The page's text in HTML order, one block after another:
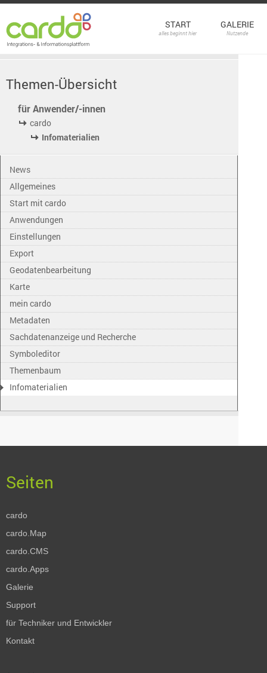
START
alles beginnt hier
GALERIE
Nutzende
Themen-Übersicht
für Anwender/-innen
cardo
Infomaterialien
News
Allgemeines
Start mit cardo
Anwendungen
Einstellungen
Export
Geodatenbearbeitung
Karte
mein cardo
Metadaten
Sachdatenanzeige und Recherche
Symboleditor
Themenbaum
Infomaterialien
cardo
cardo.Map
cardo.CMS
cardo.Apps
Galerie
Support
für Techniker und Entwickler
Kontakt